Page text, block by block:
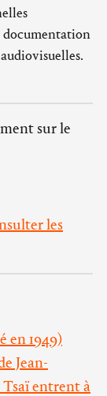
documentation
sur le
les
en 1949)
Jean-
entrent à